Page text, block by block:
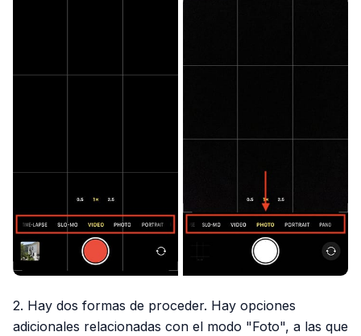
2. Hay dos formas de proceder. Hay opciones
adicionales relacionadas con el modo "Foto", a las que